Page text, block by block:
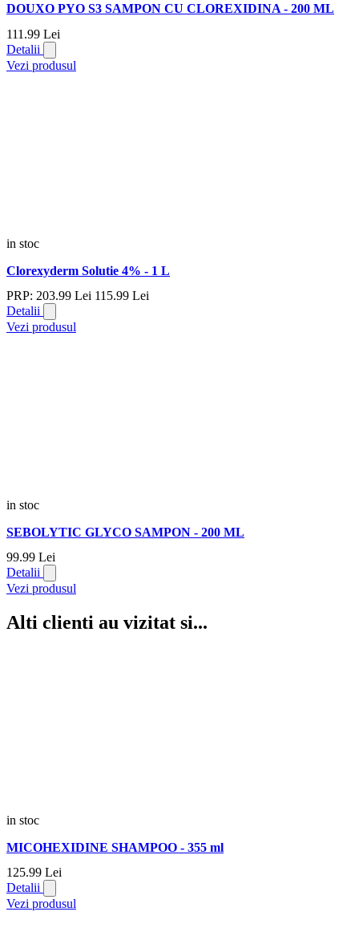
DOUXO PYO S3 SAMPON CU CLOREXIDINA - 200 ML
111.99 Lei
Detalii
Vezi produsul
in stoc
Clorexyderm Solutie 4% - 1 L
PRP: 203.99 Lei 115.99 Lei
Detalii
Vezi produsul
in stoc
SEBOLYTIC GLYCO SAMPON - 200 ML
99.99 Lei
Detalii
Vezi produsul
Alti clienti au vizitat si...
in stoc
MICOHEXIDINE SHAMPOO - 355 ml
125.99 Lei
Detalii
Vezi produsul